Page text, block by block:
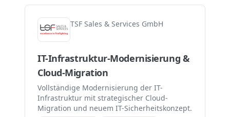
TSF Sales & Services GmbH
IT-Infrastruktur-Modernisierung &
Cloud-Migration
Vollständige Modernisierung der IT-
Infrastruktur mit strategischer Cloud-
Migration und neuem IT-Sicherheitskonzept.